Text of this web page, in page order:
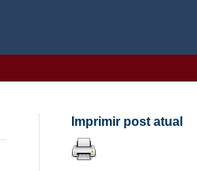
Imprimir post atual